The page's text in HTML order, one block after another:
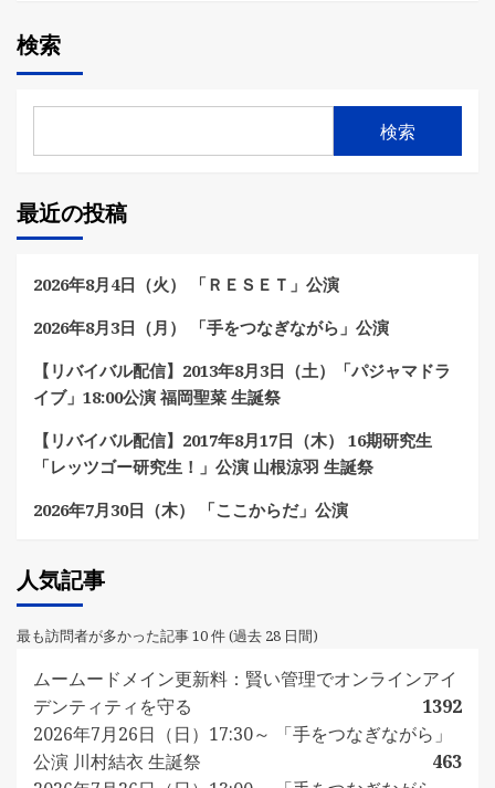
検索
検索
最近の投稿
2026年8月4日（火） 「ＲＥＳＥＴ」公演
2026年8月3日（月） 「手をつなぎながら」公演
【リバイバル配信】2013年8月3日（土）「パジャマドラ
イブ」18:00公演 福岡聖菜 生誕祭
【リバイバル配信】2017年8月17日（木） 16期研究生
「レッツゴー研究生！」公演 山根涼羽 生誕祭
2026年7月30日（木） 「ここからだ」公演
人気記事
最も訪問者が多かった記事 10 件 (過去 28 日間)
ムームードメイン更新料：賢い管理でオンラインアイ
デンティティを守る
1392
2026年7月26日（日）17:30～ 「手をつなぎながら」
公演 川村結衣 生誕祭
463